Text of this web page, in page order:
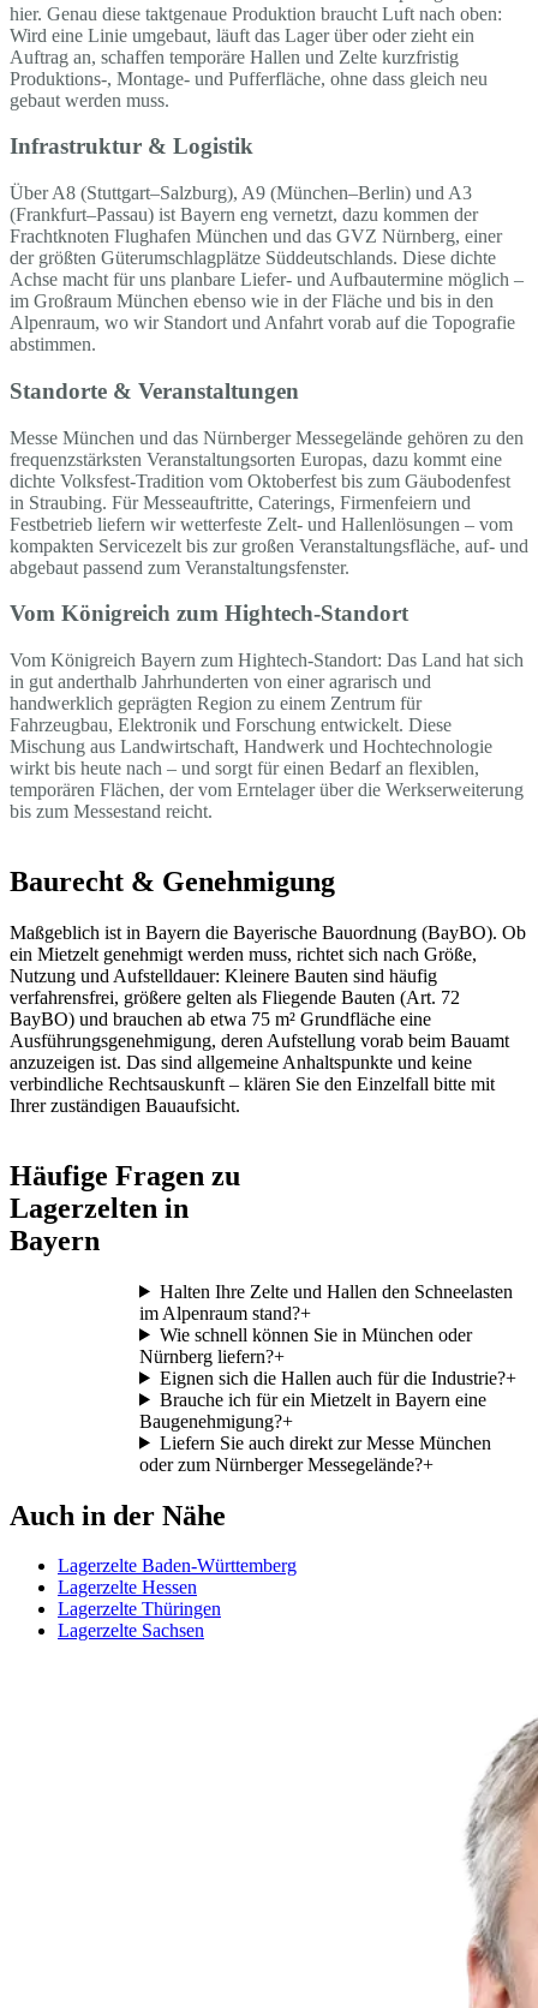
hier. Genau diese taktgenaue Produktion braucht Luft nach oben:
Wird eine Linie umgebaut, läuft das Lager über oder zieht ein
Auftrag an, schaffen temporäre Hallen und Zelte kurzfristig
Produktions-, Montage- und Pufferfläche, ohne dass gleich neu
gebaut werden muss.
Infrastruktur & Logistik
Über A8 (Stuttgart–Salzburg), A9 (München–Berlin) und A3
(Frankfurt–Passau) ist Bayern eng vernetzt, dazu kommen der
Frachtknoten Flughafen München und das GVZ Nürnberg, einer
der größten Güterumschlagplätze Süddeutschlands. Diese dichte
Achse macht für uns planbare Liefer- und Aufbautermine möglich –
im Großraum München ebenso wie in der Fläche und bis in den
Alpenraum, wo wir Standort und Anfahrt vorab auf die Topografie
abstimmen.
Standorte & Veranstaltungen
Messe München und das Nürnberger Messegelände gehören zu den
frequenzstärksten Veranstaltungsorten Europas, dazu kommt eine
dichte Volksfest-Tradition vom Oktoberfest bis zum Gäubodenfest
in Straubing. Für Messeauftritte, Caterings, Firmenfeiern und
Festbetrieb liefern wir wetterfeste Zelt- und Hallenlösungen – vom
kompakten Servicezelt bis zur großen Veranstaltungsfläche, auf- und
abgebaut passend zum Veranstaltungsfenster.
Vom Königreich zum Hightech-Standort
Vom Königreich Bayern zum Hightech-Standort: Das Land hat sich
in gut anderthalb Jahrhunderten von einer agrarisch und
handwerklich geprägten Region zu einem Zentrum für
Fahrzeugbau, Elektronik und Forschung entwickelt. Diese
Mischung aus Landwirtschaft, Handwerk und Hochtechnologie
wirkt bis heute nach – und sorgt für einen Bedarf an flexiblen,
temporären Flächen, der vom Erntelager über die Werkserweiterung
bis zum Messestand reicht.
Baurecht & Genehmigung
Maßgeblich ist in Bayern die Bayerische Bauordnung (BayBO). Ob
ein Mietzelt genehmigt werden muss, richtet sich nach Größe,
Nutzung und Aufstelldauer: Kleinere Bauten sind häufig
verfahrensfrei, größere gelten als Fliegende Bauten (Art. 72
BayBO) und brauchen ab etwa 75 m² Grundfläche eine
Ausführungsgenehmigung, deren Aufstellung vorab beim Bauamt
anzuzeigen ist. Das sind allgemeine Anhaltspunkte und keine
verbindliche Rechtsauskunft – klären Sie den Einzelfall bitte mit
Ihrer zuständigen Bauaufsicht.
Häufige Fragen zu
Lagerzelten in
Bayern
Halten Ihre Zelte und Hallen den Schneelasten
im Alpenraum stand?+
Wie schnell können Sie in München oder
Nürnberg liefern?+
Eignen sich die Hallen auch für die Industrie?+
Brauche ich für ein Mietzelt in Bayern eine
Baugenehmigung?+
Liefern Sie auch direkt zur Messe München
oder zum Nürnberger Messegelände?+
Auch in der Nähe
Lagerzelte Baden-Württemberg
Lagerzelte Hessen
Lagerzelte Thüringen
Lagerzelte Sachsen